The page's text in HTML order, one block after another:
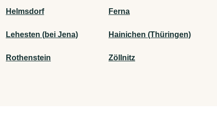
Helmsdorf Ferna
Lehesten (bei Jena) Hainichen (Thüringen)
Rothenstein Zöllnitz